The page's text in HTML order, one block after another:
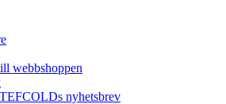
webbshoppen
nyhetsbrev